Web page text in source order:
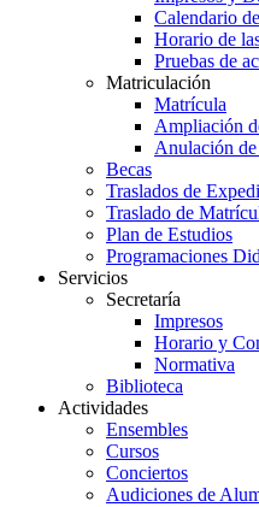
Calendario
Horario de
Pruebas de
Matriculación
Matrícula
Ampliación
Anulación
Becas
Traslados de
Traslado de
Plan de Estudios
Programaciones
Servicios
Secretaría
Impresos
Horario y
Normativa
Biblioteca
Actividades
Ensembles
Cursos
Conciertos
Audiciones de